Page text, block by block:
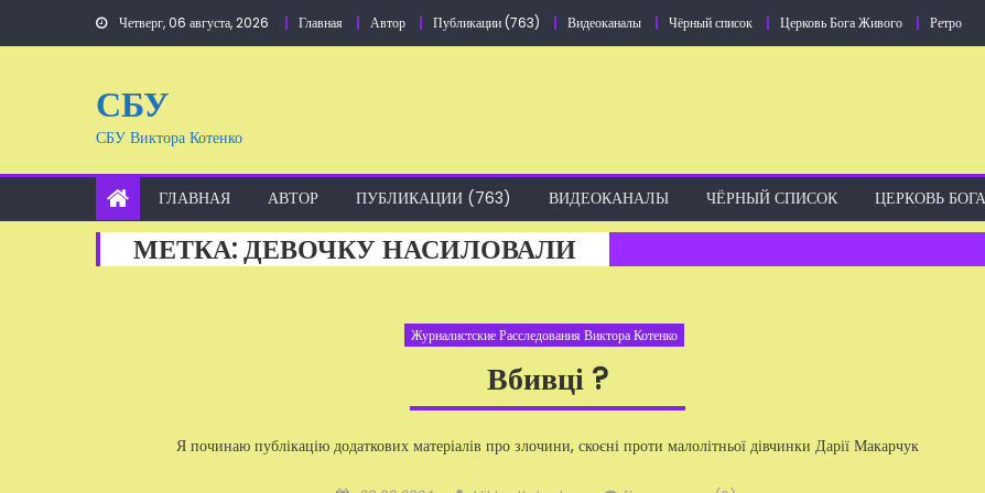
Четверг, 06 августа, 2026 Главная Автор Публикации (763) Видеоканалы Чёрный список Церковь Бога Живого Ретро
СБУ
СБУ Виктора Котенко
ГЛАВНАЯ АВТОР ПУБЛИКАЦИИ (763) ВИДЕОКАНАЛЫ ЧЁРНЫЙ СПИСОК ЦЕРКОВЬ
МЕТКА:ДЕВОЧКУ НАСИЛОВАЛИ
Журналистские Расследования Виктора Котенко
Вбивці ?
Я починаю публікацію додаткових матеріалів про злочини, скоєні проти малолітньої дівчинки Дарії Макарчук